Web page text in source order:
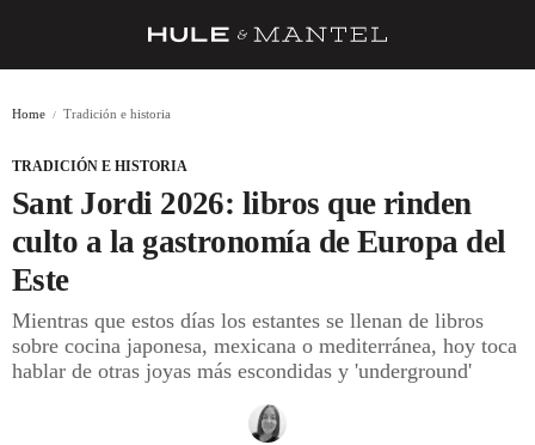
BARRAS Y ESTRELLAS
DÓNDE COMER
ÍDOLOS DE MESAS
CUADERNO DE VIAJE
Home Tradición e historia
TRADICIÓN E HISTORIA
Sant Jordi 2026: libros que rinden
culto a la gastronomía de Europa del
Este
Mientras que estos días los estantes se llenan de libros
sobre cocina japonesa, mexicana o mediterránea, hoy toca
hablar de otras joyas más escondidas y 'underground'